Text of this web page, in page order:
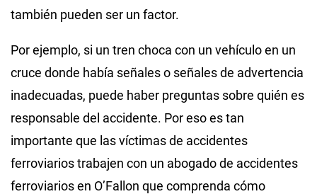
también pueden ser un factor.
Por ejemplo, si un tren choca con un vehículo en un
cruce donde había señales o señales de advertencia
inadecuadas, puede haber preguntas sobre quién es
responsable del accidente. Por eso es tan
importante que las víctimas de accidentes
ferroviarios trabajen con un abogado de accidentes
ferroviarios en O’Fallon que comprenda cómo